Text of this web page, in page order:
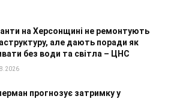
на Херсонщині не ремонтують
але дають поради як
без води та світла – ЦНС
прогнозує затримку у